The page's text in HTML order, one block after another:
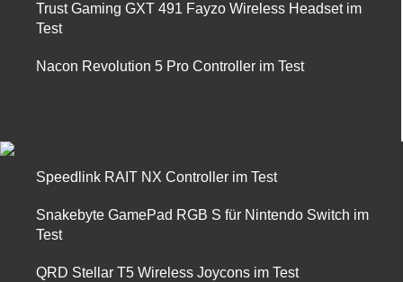
Trust Gaming GXT 491 Fayzo Wireless Headset im
Test
Nacon Revolution 5 Pro Controller im Test
Speedlink RAIT NX Controller im Test
Snakebyte GamePad RGB S für Nintendo Switch im
Test
QRD Stellar T5 Wireless Joycons im Test